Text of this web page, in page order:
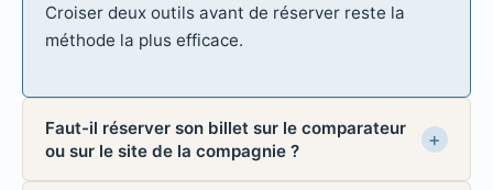
Croiser deux outils avant de réserver reste la
méthode la plus efficace.
Faut-il réserver son billet sur le comparateur
ou sur le site de la compagnie ?